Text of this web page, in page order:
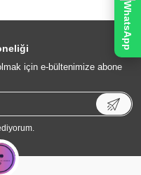
için e-bültenimize abone
WhatsApp